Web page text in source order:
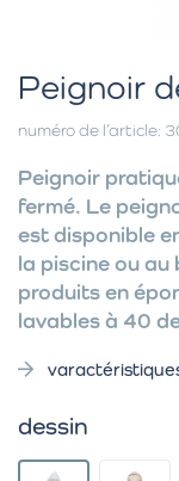
Peignoir
numéro de l’article:
Peignoir
fermé. Le
est disponible
la piscine ou au
produits en
lavables à 40
dessin